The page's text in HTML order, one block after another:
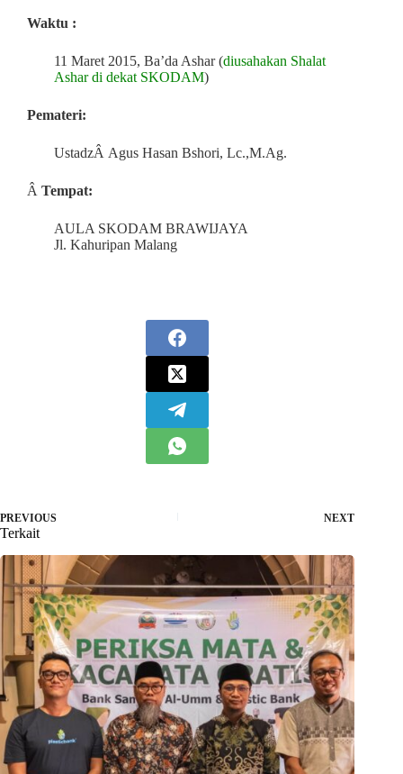
Waktu :
11 Maret 2015, Ba’da Ashar (diusahakan Shalat
Ashar di dekat SKODAM)
Pemateri:
UstadzÂ Agus Hasan Bshori, Lc.,M.Ag.
Â Tempat:
AULA SKODAM BRAWIJAYA
Jl. Kahuripan Malang
PREVIOUS NEXT
Terkait